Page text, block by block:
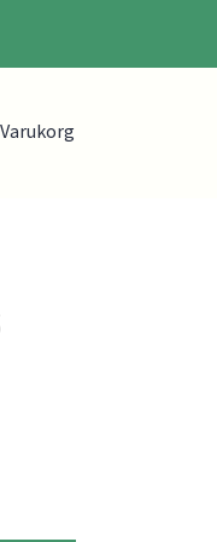
Varukorg